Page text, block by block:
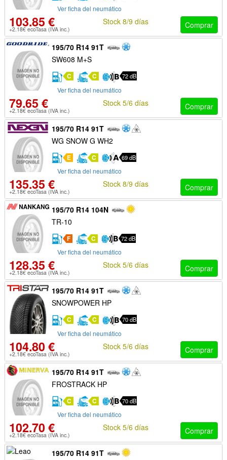
Ver ficha del neumático
103.85 €
+2.18€ ecoTasa (IVA inc.) Comprar
Stock 8/9 días
195/70 R14 91T
SW608 M+S
C C 72 dB
Ver ficha del neumático
79.65 €
+2.18€ ecoTasa (IVA inc.) Comprar
Stock 5/6 días
195/70 R14 91T
WG SNOW G WH2
E C 69 dB
Ver ficha del neumático
135.35 €
+2.18€ ecoTasa (IVA inc.) Comprar
Stock 8/9 días
195/70 R14 104N
TR-10
F C 72 dB
Ver ficha del neumático
128.35 €
+2.18€ ecoTasa (IVA inc.) Comprar
Stock 5/6 días
195/70 R14 91T
SNOWPOWER HP
C C 70 dB
Ver ficha del neumático
104.80 €
+2.18€ ecoTasa (IVA inc.) Comprar
Stock 5/6 días
195/70 R14 91T
FROSTRACK HP
C C 70 dB
Ver ficha del neumático
102.70 €
+2.18€ ecoTasa (IVA inc.) Comprar
Stock 5/6 días
195/70 R14 91T